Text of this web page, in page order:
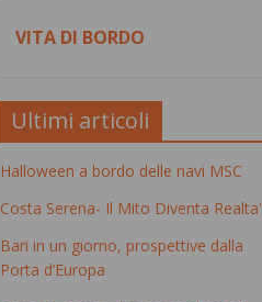
VITA DI BORDO
Ultimi articoli
Halloween a bordo delle navi MSC
Costa Serena- Il Mito Diventa Realta'
Bari in un giorno, prospettive dalla
Porta d’Europa